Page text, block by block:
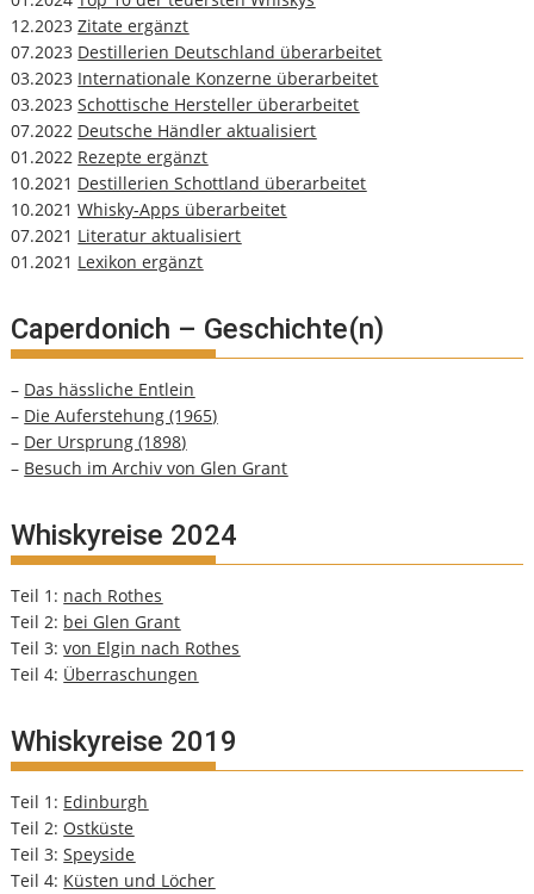
12.2023Zitate ergänzt
07.2023 Destillerien Deutschland überarbeitet
03.2023 Internationale Konzerne überarbeitet
03.2023Schottische Hersteller überarbeitet
07.2022 Deutsche Händler aktualisiert
01.2022 Rezepte ergänzt
10.2021 Destillerien Schottland überarbeitet
10.2021Whisky-Apps überarbeitet
07.2021 Literatur aktualisiert
01.2021 Lexikon ergänzt
Caperdonich – Geschichte(n)
– Das hässliche Entlein
– Die Auferstehung (1965)
– Der Ursprung (1898)
– Besuch im Archiv von Glen Grant
Whiskyreise 2024
Teil 1: nach Rothes
Teil 2: bei Glen Grant
Teil 3:von Elgin nach Rothes
Teil 4: Überraschungen
Whiskyreise 2019
Teil 1: Edinburgh
Teil 2: Ostküste
Teil 3:Speyside
Teil 4: Küsten und Löcher